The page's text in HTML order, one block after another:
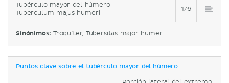
Tubérculo mayor del húmero
Tuberculum majus humeri
1/6
Sinónimos: Troquíter, Tubersitas major humeri
Puntos clave sobre el tubérculo mayor del húmero